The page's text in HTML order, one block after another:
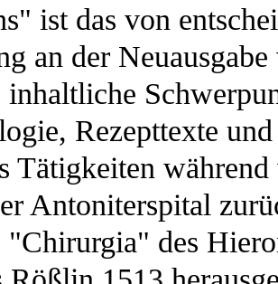
ist das von
an der Neuausgabe
Rezepttexte
Tätigkeiten
Antoniterspital
"Chirurgia" des